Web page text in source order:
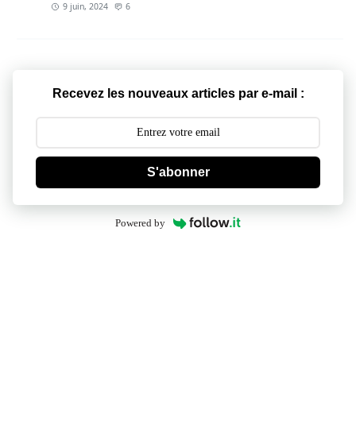
9 juin, 2024 6
Recevez les nouveaux articles par e-mail :
S'abonner
Powered by